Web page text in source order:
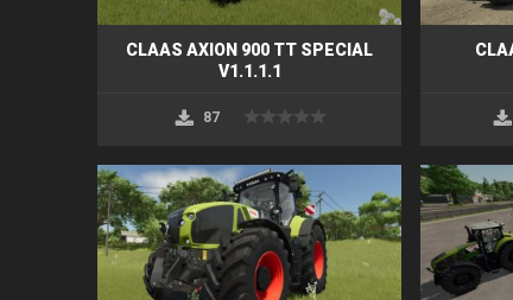
CLAAS AXION 900 TT SPECIAL
V1.1.1.1
87